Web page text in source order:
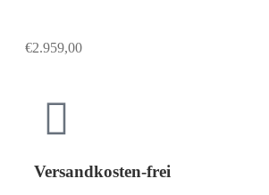
€2.959,00
Versandkosten-frei